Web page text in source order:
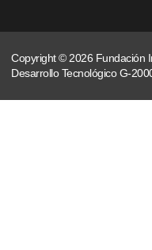
Copyright © 2026 Fundación
Desarrollo Tecnológico G-